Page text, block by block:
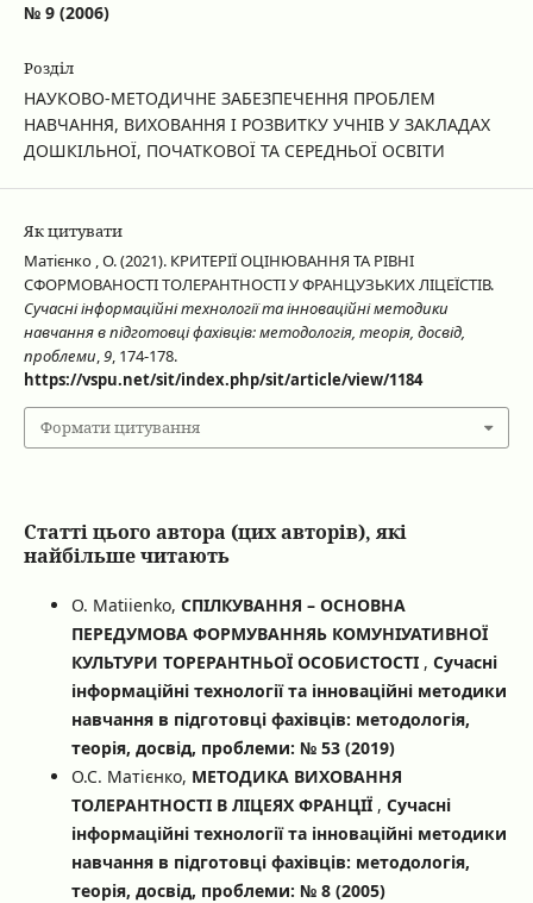
№ 9 (2006)
Розділ
НАУКОВО-МЕТОДИЧНЕ ЗАБЕЗПЕЧЕННЯ ПРОБЛЕМ
НАВЧАННЯ, ВИХОВАННЯ І РОЗВИТКУ УЧНІВ У ЗАКЛАДАХ
ДОШКІЛЬНОЇ, ПОЧАТКОВОЇ ТА СЕРЕДНЬОЇ ОСВІТИ
Як цитувати
Матієнко , О. (2021). КРИТЕРІЇ ОЦІНЮВАННЯ ТА РІВНІ
СФОРМОВАНОСТІ ТОЛЕРАНТНОСТІ У ФРАНЦУЗЬКИХ ЛІЦЕЇСТІВ.
Сучасні інформаційні технології та інноваційні методики
навчання в підготовці фахівців: методологія, теорія, досвід,
проблеми,9, 174-178.
https://vspu.net/sit/index.php/sit/article/view/1184
Формати цитування
Статті цього автора (цих авторів), які
найбільше читають
O. Matiienko, СПІЛКУВАННЯ – ОСНОВНА
ПЕРЕДУМОВА ФОРМУВАННЯЬ КОМУНІУАТИВНОЇ
КУЛЬТУРИ ТОРЕРАНТНЬОЇ ОСОБИСТОСТІ , Сучасні
інформаційні технології та інноваційні методики
навчання в підготовці фахівців: методологія,
теорія, досвід, проблеми: № 53 (2019)
О.С. Матієнко, МЕТОДИКА ВИХОВАННЯ
ТОЛЕРАНТНОСТІ В ЛІЦЕЯХ ФРАНЦІЇ , Сучасні
інформаційні технології та інноваційні методики
навчання в підготовці фахівців: методологія,
теорія, досвід, проблеми: № 8 (2005)